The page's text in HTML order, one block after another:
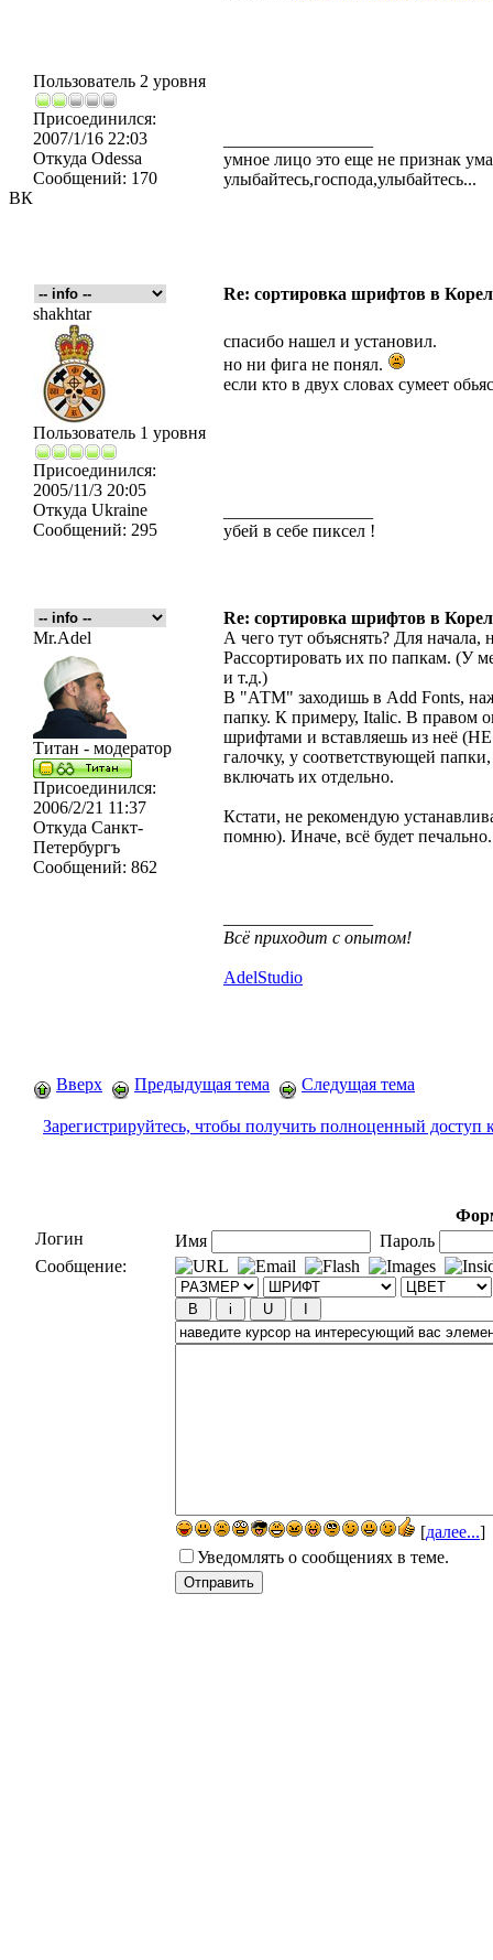
ВК
Пользователь 2 уровня
Присоединился:
2007/1/16 22:03
Откуда Odessa
Сообщений: 170
умное лицо это еще не признак
улыбайтесь,господа,улыбайтесь...
Re: сортировка шрифтов в
shakhtar
Пользователь 1 уровня
Присоединился:
2005/11/3 20:05
Откуда Ukraine
Сообщений: 295
спасибо нашел и установил.
но ни фига не понял.
если кто в двух словах сумеет
убей в себе пиксел !
Re: сортировка шрифтов в
Mr.Adel
Титан - модератор
Присоединился:
2006/2/21 11:37
Откуда Санкт-
Петербургъ
Сообщений: 862
А чего тут объяснять? Для
Рассортировать их по папкам. (У
и т.д.)
В "АТМ" заходишь в Add Fonts,
папку. К примеру, Italic. В правом
шрифтами и вставляешь из неё
галочку, у соответствующей
включать их отдельно.
Кстати, не рекомендую
помню). Иначе, всё будет печально.
Всё приходит с опытом!
AdelStudio
Вверх Предыдущая тема Следущая тема
Зарегистрируйтесь, чтобы получить полноценный доступ
Логин
Имя
Пароль
Сообщение:
[далее...]
Уведомлять о сообщениях в теме.